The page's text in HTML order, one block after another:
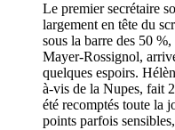
Le premier secrétaire
largement en tête du
sous la barre des 50
Mayer-Rossignol,
quelques espoirs.
à-vis de la Nupes, fait
été recomptés toute la
points parfois